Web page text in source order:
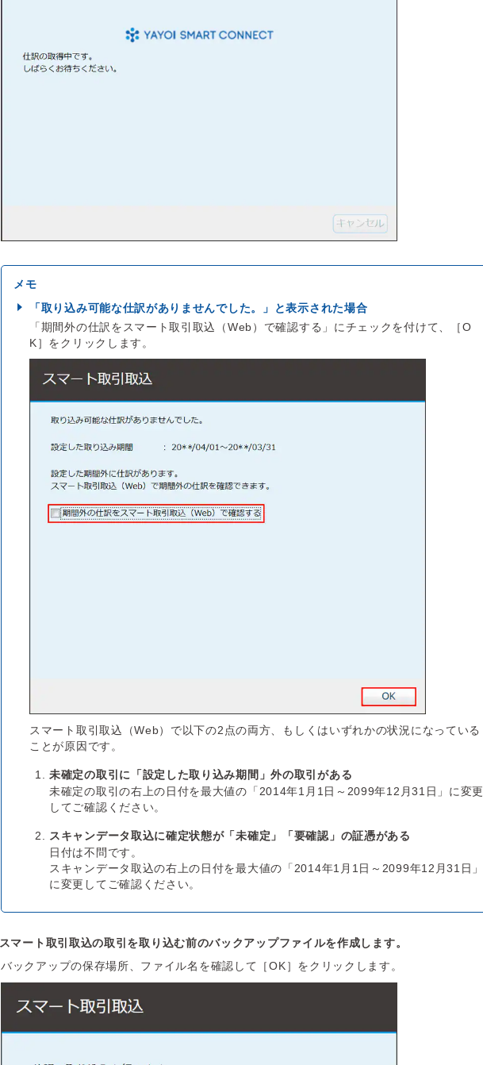
「取り込み可能な仕訳がありませんでした。」と表示された場合
「期間外の仕訳をスマート取引取込（Web）で確認する」にチェックを付けて、［O
K］をクリックします。
スマート取引取込（Web）で以下の2点の両方、もしくはいずれかの状況になっている
ことが原因です。
未確定の取引に「設定した取り込み期間」外の取引がある
未確定の取引の右上の日付を最大値の「2014年1月1日～2099年12月31日」に変更
してご確認ください。
スキャンデータ取込に確定状態が「未確定」「要確認」の証憑がある
日付は不問です。
スキャンデータ取込の右上の日付を最大値の「2014年1月1日～2099年12月31日」
に変更してご確認ください。
スマート取引取込の取引を取り込む前のバックアップファイルを作成します。
バックアップの保存場所、ファイル名を確認して［OK］をクリックします。